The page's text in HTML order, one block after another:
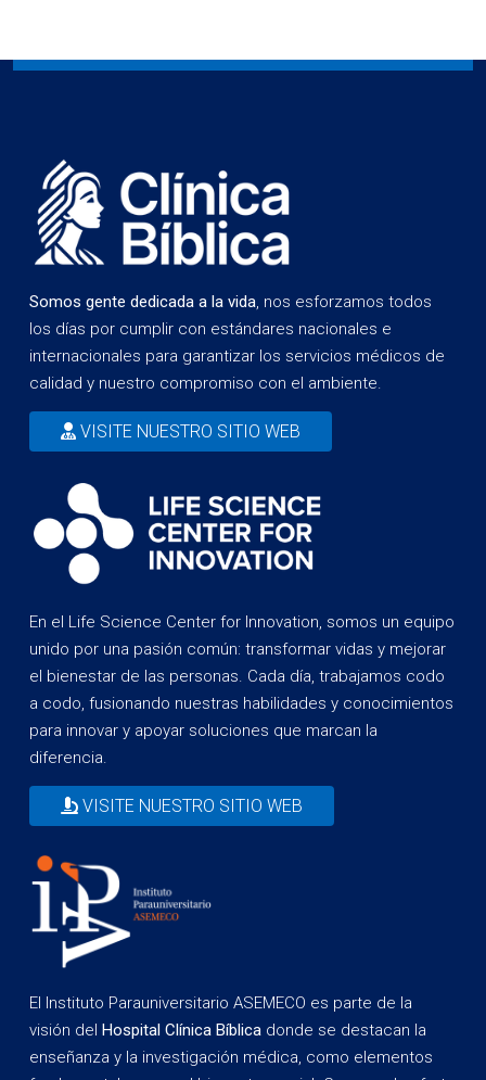
Somos gente dedicada a la vida, nos esforzamos todos
los días por cumplir con estándares nacionales e
internacionales para garantizar los servicios médicos de
calidad y nuestro compromiso con el ambiente.
VISITE NUESTRO SITIO WEB
En el Life Science Center for Innovation, somos un equipo
unido por una pasión común: transformar vidas y mejorar
el bienestar de las personas. Cada día, trabajamos codo
a codo, fusionando nuestras habilidades y conocimientos
para innovar y apoyar soluciones que marcan la
diferencia.
VISITE NUESTRO SITIO WEB
El Instituto Parauniversitario ASEMECO es parte de la
visión del Hospital Clínica Bíblica donde se destacan la
enseñanza y la investigación médica, como elementos